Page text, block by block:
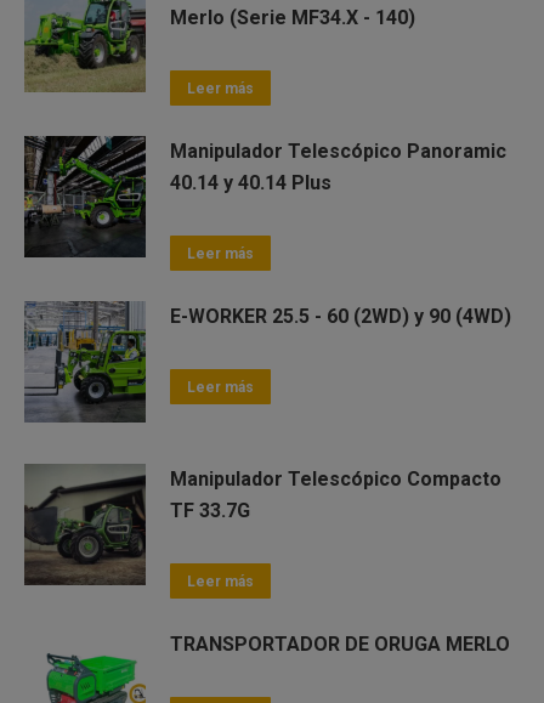
Merlo (Serie MF34.X - 140)
Leer más
Manipulador Telescópico Panoramic
40.14 y 40.14 Plus
Leer más
E-WORKER 25.5 - 60 (2WD) y 90 (4WD)
Leer más
Manipulador Telescópico Compacto
TF 33.7G
Leer más
TRANSPORTADOR DE ORUGA MERLO